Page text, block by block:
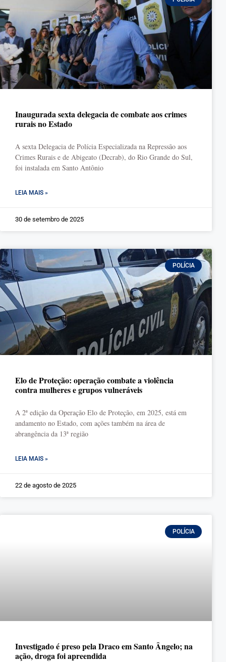
Inaugurada sexta delegacia de combate aos crimes
rurais no Estado
A sexta Delegacia de Polícia Especializada na Repressão aos
Crimes Rurais e de Abigeato (Decrab), do Rio Grande do Sul,
foi instalada em Santo Antônio
LEIA MAIS »
30 de setembro de 2025
POLÍCIA
Elo de Proteção: operação combate a violência
contra mulheres e grupos vulneráveis
A 2ª edição da Operação Elo de Proteção, em 2025, está em
andamento no Estado, com ações também na área de
abrangência da 13ª região
LEIA MAIS »
22 de agosto de 2025
POLÍCIA
Investigado é preso pela Draco em Santo Ângelo; na
ação, droga foi apreendida